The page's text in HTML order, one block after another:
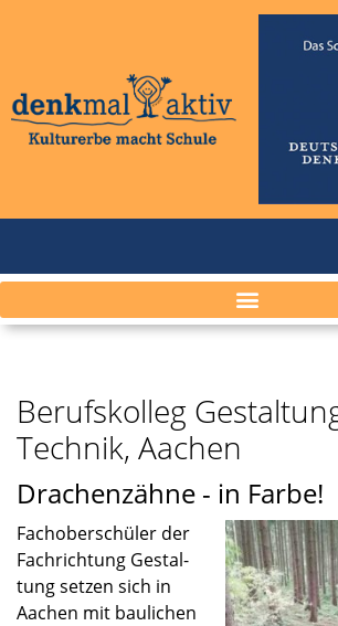
Berufskolleg
Technik, Aachen
Drachenzähne - in Farbe!
Fachober­schü­ler der
Fachrich­tung Gestal­
tung setzen sich in
Aachen mit bauli­chen